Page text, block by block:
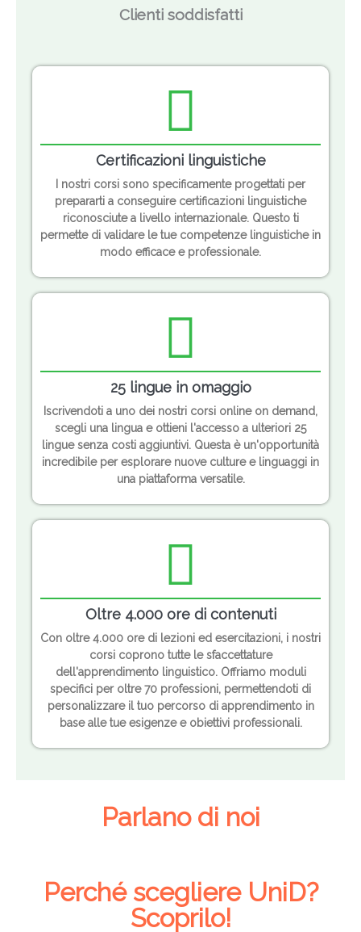
Clienti soddisfatti
Certificazioni linguistiche
I nostri corsi sono specificamente progettati per
prepararti a conseguire certificazioni linguistiche
riconosciute a livello internazionale. Questo ti
permette di validare le tue competenze linguistiche in
modo efficace e professionale.
25 lingue in omaggio
Iscrivendoti a uno dei nostri corsi online on demand,
scegli una lingua e ottieni l'accesso a ulteriori 25
lingue senza costi aggiuntivi. Questa è un'opportunità
incredibile per esplorare nuove culture e linguaggi in
una piattaforma versatile.
Oltre 4.000 ore di contenuti
Con oltre 4.000 ore di lezioni ed esercitazioni, i nostri
corsi coprono tutte le sfaccettature
dell'apprendimento linguistico. Offriamo moduli
specifici per oltre 70 professioni, permettendoti di
personalizzare il tuo percorso di apprendimento in
base alle tue esigenze e obiettivi professionali.
Parlano di noi
Perché scegliere UniD?
Scoprilo!